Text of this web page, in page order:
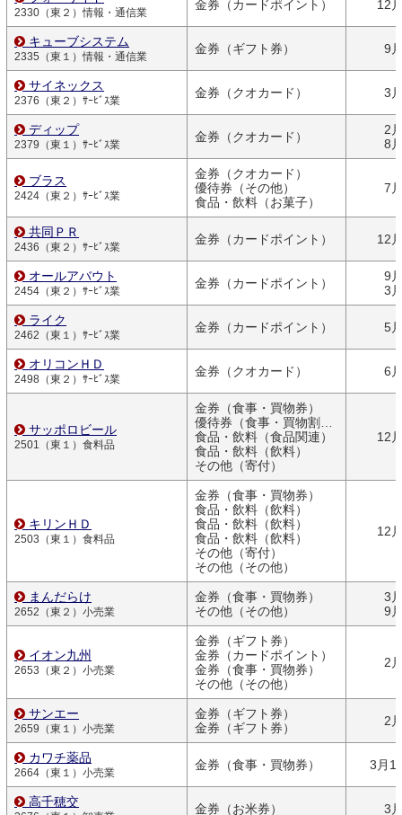
2330（東２）情報・通信業
金券（カードポイント） 12
キューブシステム
2335（東１）情報・通信業
金券（ギフト券） 9
サイネックス
2376（東２）ｻｰﾋﾞｽ業
金券（クオカード） 3
ディップ
2379（東１）ｻｰﾋﾞｽ業
金券（クオカード）
2
8
ブラス
2424（東２）ｻｰﾋﾞｽ業
金券（クオカード）
優待券（その他）
食品・飲料（お菓子）
7
共同ＰＲ
2436（東２）ｻｰﾋﾞｽ業
金券（カードポイント） 12
オールアバウト
2454（東２）ｻｰﾋﾞｽ業
金券（カードポイント）
9
3
ライク
2462（東１）ｻｰﾋﾞｽ業
金券（カードポイント） 5
オリコンＨＤ
2498（東２）ｻｰﾋﾞｽ業
金券（クオカード） 6
サッポロビール
2501（東１）食料品
金券（食事・買物券）
優待券（食事・買物割引券）
食品・飲料（食品関連）
食品・飲料（飲料）
その他（寄付）
12
キリンＨＤ
2503（東１）食料品
金券（食事・買物券）
食品・飲料（飲料）
食品・飲料（飲料）
食品・飲料（飲料）
その他（寄付）
その他（その他）
12
まんだらけ
2652（東２）小売業
金券（食事・買物券）
その他（その他）
3
9
イオン九州
2653（東２）小売業
金券（ギフト券）
金券（カードポイント）
金券（食事・買物券）
その他（その他）
2
サンエー
2659（東１）小売業
金券（ギフト券）
金券（ギフト券）
2
カワチ薬品
2664（東１）小売業
金券（食事・買物券） 3月
高千穂交 金券（お米券） 3